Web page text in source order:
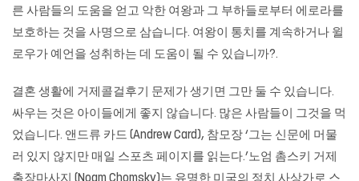
른 사람들의 도움을 얻고 악한 여왕과 그 부하들로부터 에로라를
보호하는 것을 사명으로 삼습니다. 여왕이 통치를 계속하거나 윌
로우가 예언을 성취하는 데 도움이 될 수 있습니까?.
결혼 생활에 거제콜걸후기 문제가 생기면 그만 둘 수 있습니다.
싸우는 것은 아이들에게 좋지 않습니다. 많은 사람들이 그것을 먹
었습니다. 앤드류 카드 (Andrew Card), 참모장 ‘그는 신문에 머물
러 있지 않지만 매일 스포츠 페이지를 읽는다.’노엄 촘스키 거제